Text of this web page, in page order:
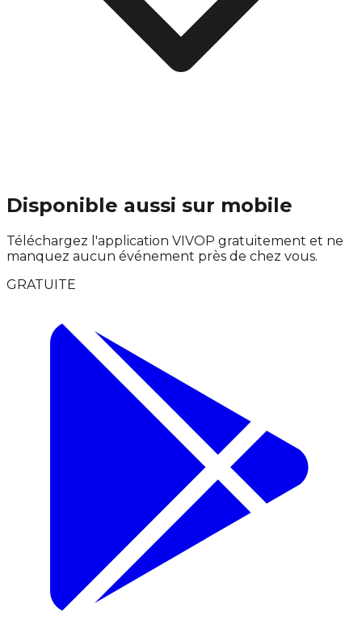
Disponible aussi sur mobile
Téléchargez l'application VIVOP gratuitement et ne
manquez aucun événement près de chez vous.
GRATUITE